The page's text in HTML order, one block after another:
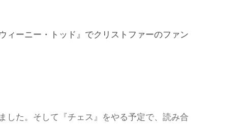
ィーニー・トッド』でクリストファーのファン
した。そして『チェス』をやる予定で、読み合